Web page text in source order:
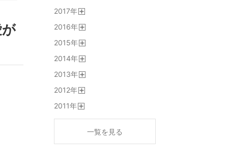
2017年
2016年
2015年
2014年
2013年
2012年
2011年
一覧を見る